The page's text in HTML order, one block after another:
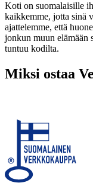
Koti on suomalaisille
kaikkemme, jotta sinä
ajattelemme, että
jonkun muun elämään
tuntuu kodilta.
Miksi ostaa